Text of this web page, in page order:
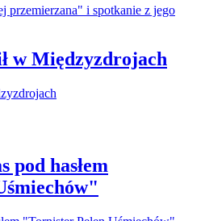
w Międzyzdrojach
pod hasłem